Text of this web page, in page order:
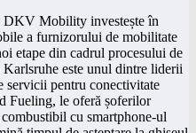
DKV Mobility investește în
a furnizorului de mobilitate
etape din cadrul procesului de
este unul dintre liderii
servicii pentru conectivitate
Fueling, le oferă șoferilor
cu smartphone-ul